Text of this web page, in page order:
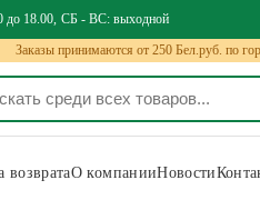
18.00 СБ - ВС: выходной
Заказы принимаются от 250 Бел.руб. по
возвратаО компанииНовости